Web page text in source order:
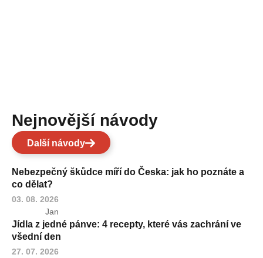
Nejnovější návody
Další návody
Nebezpečný škůdce míří do Česka: jak ho poznáte a
co dělat?
03. 08. 2026
Jan
Jídla z jedné pánve: 4 recepty, které vás zachrání ve
všední den
27. 07. 2026